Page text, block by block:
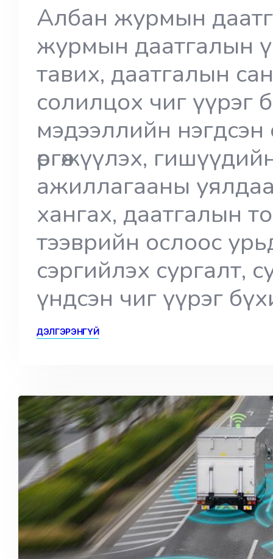
Албан журмын
журмын даатгалын
тавих, даатгалын
солилцох чиг үүрэг
мэдээллийн нэгдсэн
өргөжүүлэх,
ажиллагааны
хангах, даатгалын
тээврийн ослоос
сэргийлэх сургалт,
үндсэн чиг үүрэг
ДЭЛГЭРЭНГҮЙ